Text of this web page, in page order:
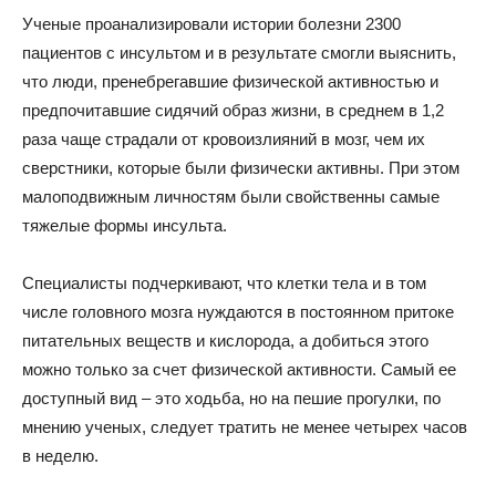
Ученые проанализировали истории болезни 2300
пациентов с инсультом и в результате смогли выяснить,
что люди, пренебрегавшие физической активностью и
предпочитавшие сидячий образ жизни, в среднем в 1,2
раза чаще страдали от кровоизлияний в мозг, чем их
сверстники, которые были физически активны. При этом
малоподвижным личностям были свойственны самые
тяжелые формы инсульта.
Специалисты подчеркивают, что клетки тела и в том
числе головного мозга нуждаются в постоянном притоке
питательных веществ и кислорода, а добиться этого
можно только за счет физической активности. Самый ее
доступный вид – это ходьба, но на пешие прогулки, по
мнению ученых, следует тратить не менее четырех часов
в неделю.